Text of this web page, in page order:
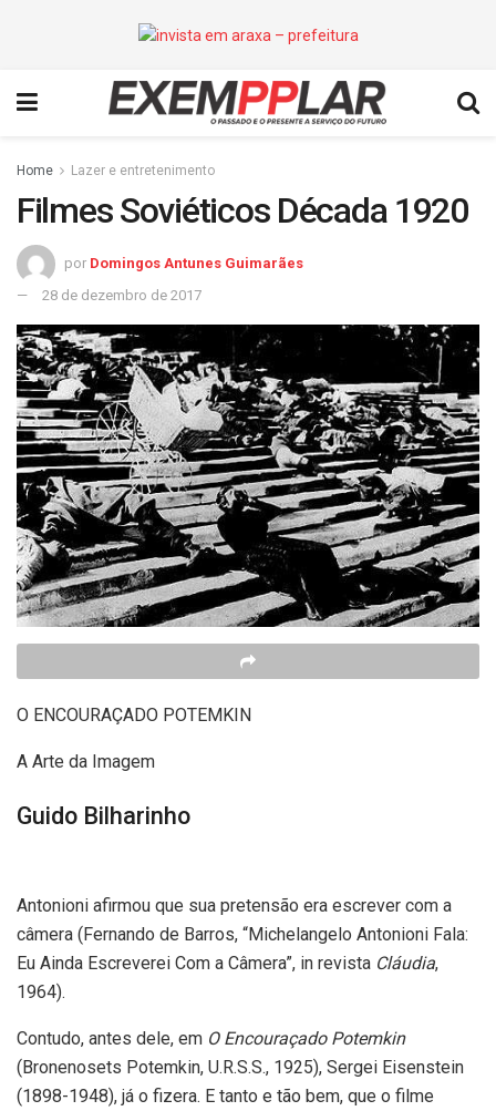
Home Lazer e entretenimento
Filmes Soviéticos Década 1920
por Domingos Antunes Guimarães
28 de dezembro de 2017
O ENCOURAÇADO POTEMKIN
A Arte da Imagem
Guido Bilharinho
Antonioni afirmou que sua pretensão era escrever com a
câmera (Fernando de Barros, “Michelangelo Antonioni Fala:
Eu Ainda Escreverei Com a Câmera”, in revista Cláudia,
1964).
Contudo, antes dele, em O Encouraçado Potemkin
(Bronenosets Potemkin, U.R.S.S., 1925), Sergei Eisenstein
(1898-1948), já o fizera. E tanto e tão bem, que o filme